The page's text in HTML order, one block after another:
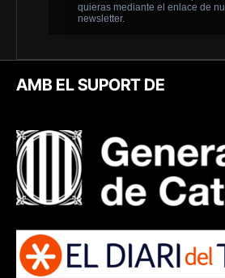
AMB EL SUPORT DE